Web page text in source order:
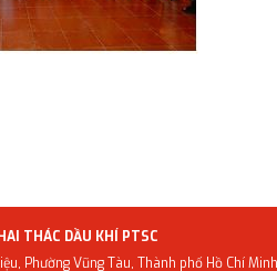
THÁC DẦU KHÍ PTSC
Phường Vũng Tàu, Thành phố Hồ Chí